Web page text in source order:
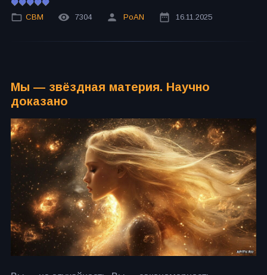
СВМ 7304 PoAN 16.11.2025
Мы — звёздная материя. Научно
доказано